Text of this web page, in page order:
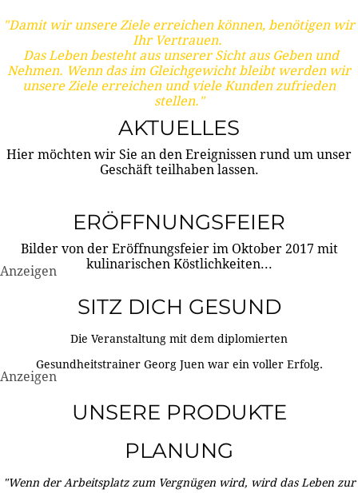
"Damit wir unsere Ziele erreichen können, benötigen wir
Ihr Vertrauen.
Das Leben besteht aus unserer Sicht aus Geben und
Nehmen. Wenn das im Gleichgewicht bleibt werden wir
unsere Ziele erreichen und viele Kunden zufrieden
stellen."
AKTUELLES
Hier möchten wir Sie an den Ereignissen rund um unser
Geschäft teilhaben lassen.
ERÖFFNUNGSFEIER
Bilder von der Eröffnungsfeier im Oktober 2017 mit
kulinarischen Köstlichkeiten...
Anzeigen
SITZ DICH GESUND
Die Veranstaltung mit dem diplomierten
Gesundheitstrainer Georg Juen war ein voller Erfolg.
Anzeigen
UNSERE PRODUKTE
PLANUNG
"Wenn der Arbeitsplatz zum Vergnügen wird, wird das Leben zur